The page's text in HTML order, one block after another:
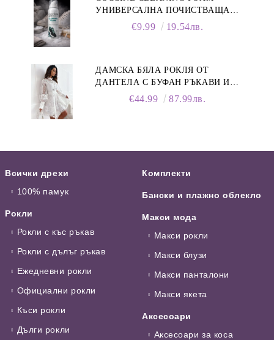
УНИВЕРСАЛНА ПОЧИСТВАЩА
ПЯНА ЗА ОБУВКИ, 150 МЛ
€9.99 19.54лв.
ДАМСКА БЯЛА РОКЛЯ ОТ
ДАНТЕЛА С БУФАН РЪКАВИ И
€44.99 87.99лв.
Всички дрехи
100% памук
Рокли
Рокли с къс ръкав
Рокли с дълъг ръкав
Ежедневни рокли
Официални рокли
Къси рокли
Дълги рокли
Комплекти
Бански и плажно облекло
Макси мода
Макси рокли
Макси блузи
Макси панталони
Макси якета
Аксесоари
Аксесоари за коса